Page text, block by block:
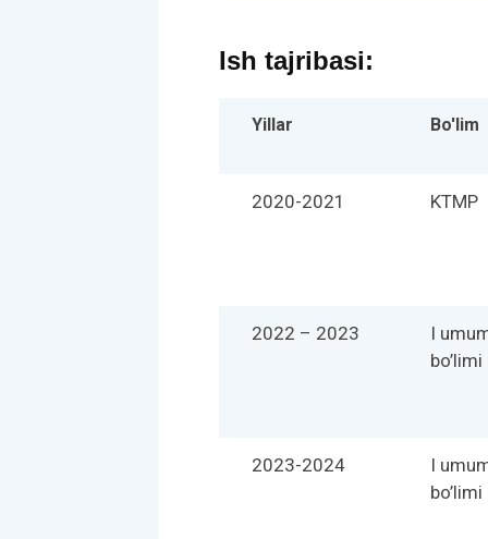
Ish tajribasi:
Yillar Bo'lim
2020-2021 KTMP
2022 – 2023
I
bo’limi
2023-2024
I
bo’limi